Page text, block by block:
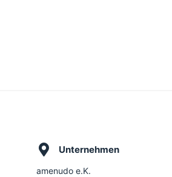
Unternehmen
amenudo e.K.